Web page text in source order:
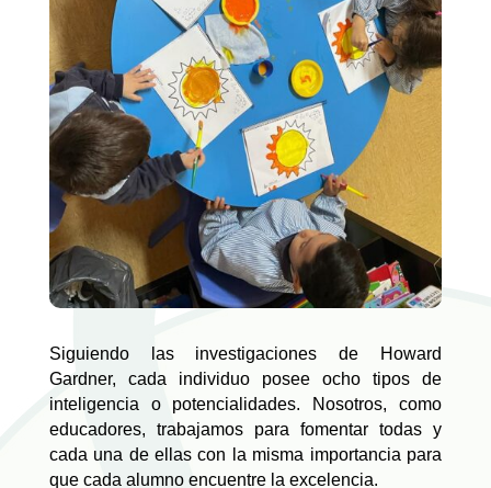
Siguiendo las investigaciones de Howard
Gardner, cada individuo posee ocho tipos de
inteligencia o potencialidades. Nosotros, como
educadores, trabajamos para fomentar todas y
cada una de ellas con la misma importancia para
que cada alumno encuentre la excelencia.